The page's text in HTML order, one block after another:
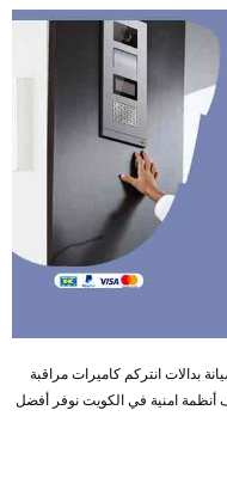
بدالات انتركم كاميرات مراقبة
امنية في الكويت نوفر أفضل